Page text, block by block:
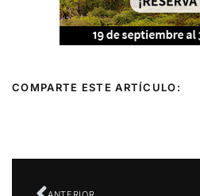
COMPARTE ESTE ARTÍCULO: